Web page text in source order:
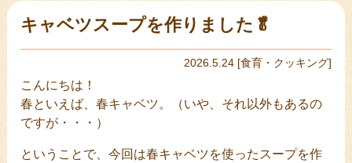
キャベツスープを作りました🥬
2026.5.24 [食育・クッキング]
こんにちは！
春といえば、春キャベツ。（いや、それ以外もあるの
ですが・・・）
ということで、今回は春キャベツを使ったスープを作